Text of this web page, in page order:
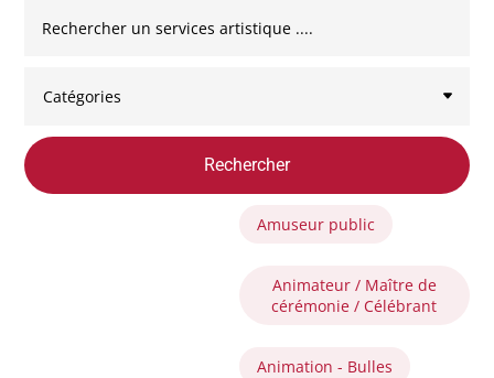
Rechercher
Amuseur public
Animateur / Maître de
cérémonie / Célébrant
Animation - Bulles